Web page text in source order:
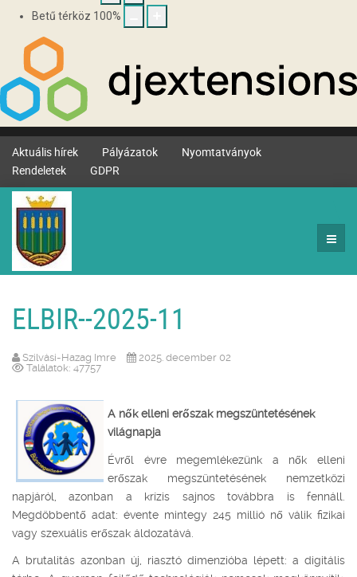
Betű térköz 100%
Aktuális hírek Pályázatok
Nyomtatványok
Rendeletek
GDPR
ELBIR--2025-11
Szilvási-Hazag Imre
2025. december 02
Találatok: 47757
A nők elleni erőszak megszüntetésének
világnapja
Évről évre megemlékezünk a nők elleni
erőszak megszüntetésének nemzetközi
napjáról, azonban a krízis sajnos továbbra is fennáll.
Megdöbbentő adat: évente mintegy 245 millió nő válik fizikai
vagy szexuális erőszak áldozatává.
A brutalitás azonban új, riasztó dimenzióba lépett: a digitális